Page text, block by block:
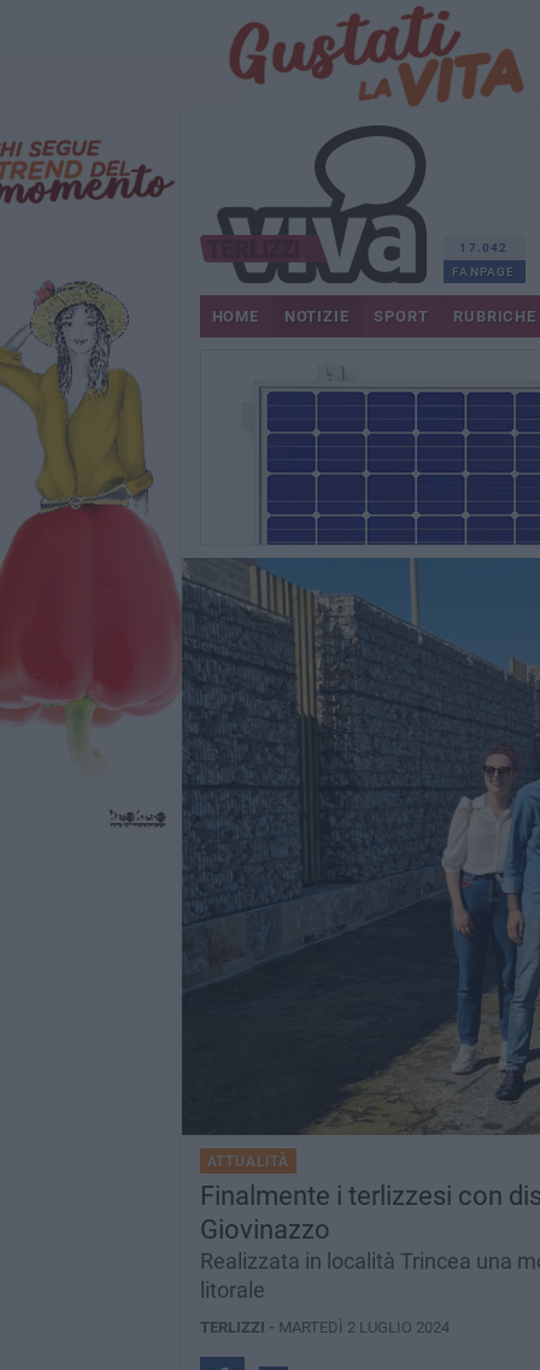
17.042
FANPAGE
HOME NOTIZIE SPORT RUBRICHE
ATTUALITÀ
Finalmente i terlizzesi con
Giovinazzo
Realizzata in località Trincea una
litorale
TERLIZZI - MARTEDÌ 2 LUGLIO 2024